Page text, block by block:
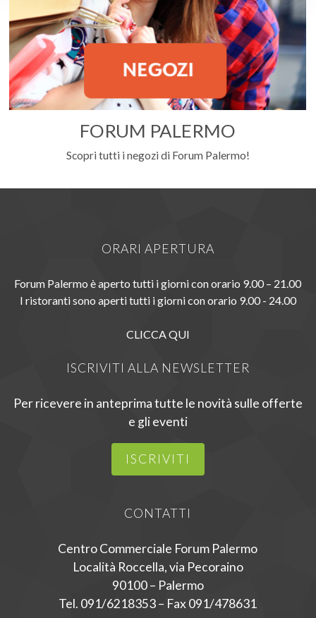
FORUM PALERMO
Scopri tutti i negozi di Forum Palermo!
ORARI APERTURA
Forum Palermo è aperto tutti i giorni con orario 9.00 – 21.00
I ristoranti sono aperti tutti i giorni con orario 9.00 - 24.00
CLICCA QUI
ISCRIVITI ALLA NEWSLETTER
Per ricevere in anteprima tutte le novità sulle offerte
e gli eventi
ISCRIVITI
CONTATTI
Centro Commerciale Forum Palermo
Località Roccella, via Pecoraino
90100 – Palermo
Tel. 091/6218353 – Fax 091/478631